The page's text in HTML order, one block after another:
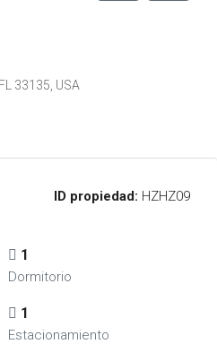
33135, USA
ID propiedad: HZHZ09
1
Dormitorio
1
Estacionamiento